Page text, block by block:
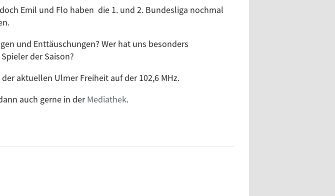
Emil und Flo haben die 1. und 2. Bundesliga nochmal
und Enttäuschungen? Wer hat uns besonders
der Saison?
aktuellen Ulmer Freiheit auf der 102,6 MHz.
auch gerne in derMediathek.